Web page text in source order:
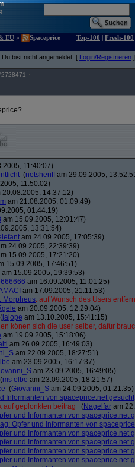
|
EU »
Spaceprice
Top-100 | Fresh-100
Du bist nicht angemeldet. [ Login/Registrieren ]
2728471
11:40:07)
(netsheriffam 29.09.2005,
11:50:02)
20.08.2005, 14:37:12)
am 21.08.2005, 01:09:49)
01:44:19)
am 15.09.2005, 12:01:47)
13:31:54)
am 24.09.2005, 17:05:39)
24.09.2005, 22:39:39)
15.09.2005, 17:21:20)
15.09.2005, 17:46:51)
am 15.09.2005, 19:39:53)
am 16.09.2005, 11:01:25)
am 17.09.2005, 21:11:53)
Morpheus: auf Wunsch des Users
am 20.09.2005, 12:29:04)
(jajope am 13.10.2005, 15:41:15)
könen sich die user selber, dafür
am 19.09.2005, 15:18:06)
am 26.09.2005, 16:49:03)
am 22.09.2005, 18:27:51)
am 23.09.2005, 16:17:37)
am 23.09.2005, 16:49:05)
(ms elbe am 23.09.2005, 18:21:57)
(Giovanni_S am 24.09.2005, 01:21:35)
Informanten von spaceprice.net gesucht
auf geplonkten beitrag (Nagelfar am
und Informanten von spaceprice.net
Opfer und Informanten von
und Informanten von spaceprice.net
und Informanten von spaceprice.net
und Informanten von spaceprice.net
und Informanten von spaceprice.net